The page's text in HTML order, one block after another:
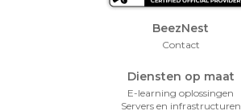
Footer MenuBeezNest
Contact
Diensten op maat
E-learning oplossingen
Servers en infrastructuren